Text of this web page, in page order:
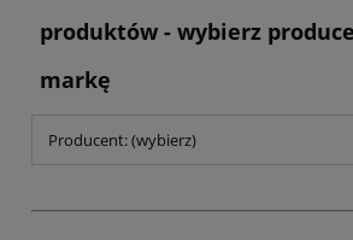
produktów - wybierz
markę
Producent: (wybierz)